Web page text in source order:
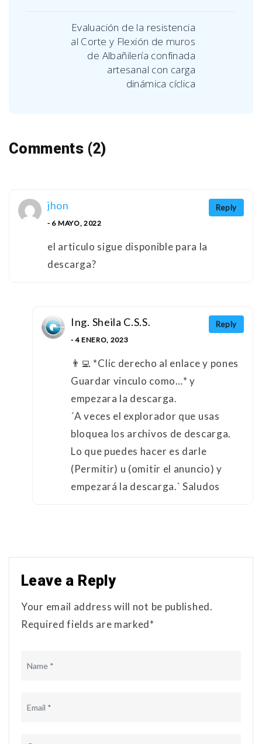
Evaluación de la resistencia
al Corte y Flexión de muros
de Albañilería confinada
artesanal con carga
dinámica cíclica
Comments (2)
Reply
jhon
- 6 MAYO, 2022
el articulo sigue disponible para la
descarga?
Reply
Ing. Sheila C.S.S.
- 4 ENERO, 2023
👨‍💻 *Clic derecho al enlace y pones
Guardar vinculo como…* y
empezara la descarga.
´A veces el explorador que usas
bloquea los archivos de descarga.
Lo que puedes hacer es darle
(Permitir) u (omitir el anuncio) y
empezará la descarga.` Saludos
Leave a Reply
Your email address will not be published.
Required fields are marked*